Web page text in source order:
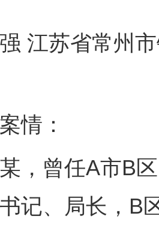
苏省常州市
：
曾任A市B区
记、局长，B